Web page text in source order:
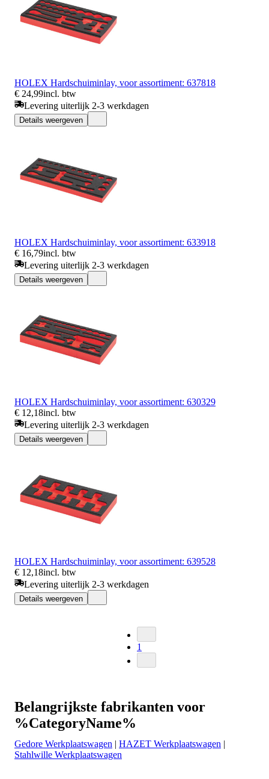
HOLEX Hardschuiminlay, voor assortiment: 637818
€ 24,99incl. btw
Levering uiterlijk 2-3 werkdagen
Details weergeven
HOLEX Hardschuiminlay, voor assortiment: 633918
€ 16,79incl. btw
Levering uiterlijk 2-3 werkdagen
Details weergeven
HOLEX Hardschuiminlay, voor assortiment: 630329
€ 12,18incl. btw
Levering uiterlijk 2-3 werkdagen
Details weergeven
HOLEX Hardschuiminlay, voor assortiment: 639528
€ 12,18incl. btw
Levering uiterlijk 2-3 werkdagen
Details weergeven
1
Belangrijkste fabrikanten voor
%CategoryName%
Gedore Werkplaatswagen | HAZET Werkplaatswagen |
Stahlwille Werkplaatswagen